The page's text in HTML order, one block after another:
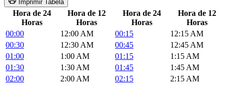
Imprimir Tabela
Hora de 24
Horas
Hora de 12
Horas
Hora de 24
Horas
Hora de 12
Horas
00:00
12:00 AM 00:15
12:15 AM
00:30
12:30 AM 00:45
12:45 AM
01:00
1:00 AM 01:15
1:15 AM
01:30
1:30 AM 01:45
1:45 AM
02:00
2:00 AM 02:15
2:15 AM